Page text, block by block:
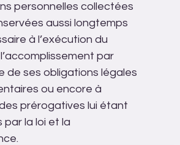
personnelles collectées
aussi longtemps
à l’exécution du
par
de ses obligations légales
ou encore à
prérogatives lui étant
par la loi et la